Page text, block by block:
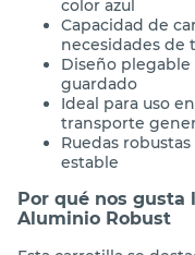
Estructura
color azul
Capacidad de
necesidades de
Diseño plegable
guardado
Ideal para uso
transporte
Ruedas
estable
Por qué nos gusta